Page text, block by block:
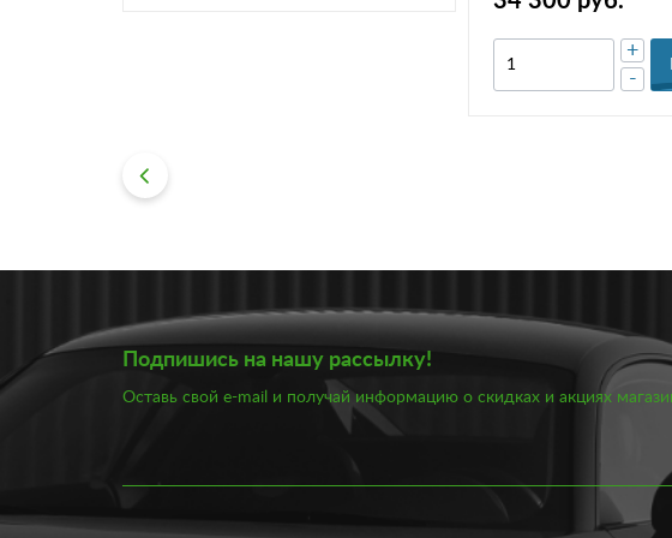
-
+
Подпишись на нашу рассылку!
Оставь свой e-mail и получай информацию о скидках и акциях